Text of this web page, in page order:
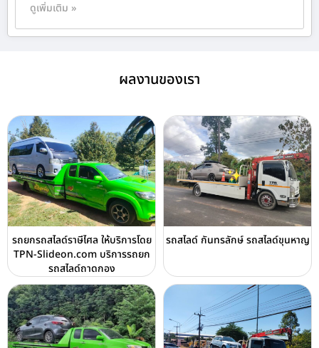
ดูเพิ่มเติม »
ผลงานของเรา
รถยกรถสไลด์ราษีไศล ให้บริการโดย
TPN-Slideon.com บริการรถยก
รถสไลด์ถาดกอง
รถสไลด์ กันทรลักษ์ รถสไลด์ขุนหาญ